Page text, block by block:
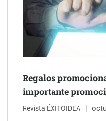
Schaeffler mejora su
NOVA: innovación y diseño
mano de Tormo Franquicias
Regalos
importante
Revista ÉXITOIDEA